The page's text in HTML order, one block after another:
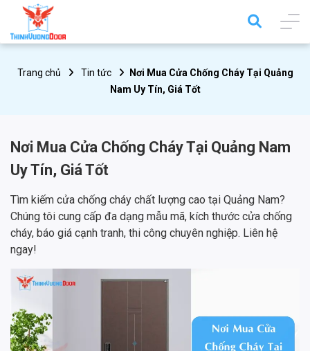
Trang chủ Tin tức
Nơi Mua Cửa Chống Cháy Tại Quảng
Nam Uy Tín, Giá Tốt
Nơi Mua Cửa Chống Cháy Tại Quảng Nam
Uy Tín, Giá Tốt
Tìm kiếm cửa chống cháy chất lượng cao tại Quảng Nam?
Chúng tôi cung cấp đa dạng mẫu mã, kích thước cửa chống
cháy, báo giá cạnh tranh, thi công chuyên nghiệp. Liên hệ
ngay!